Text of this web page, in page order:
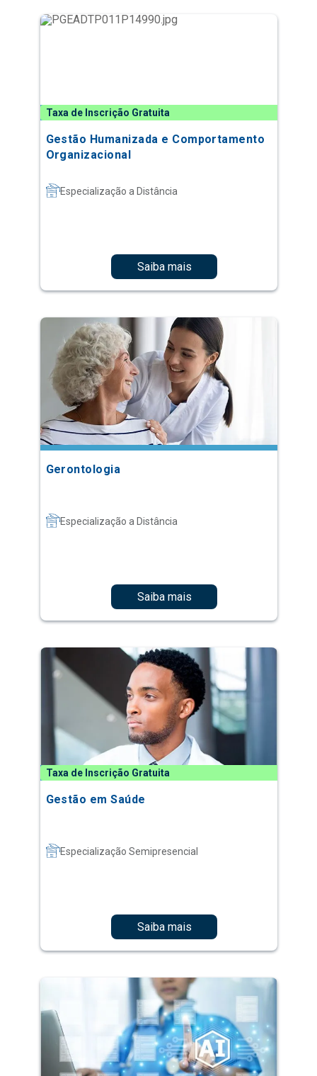
Taxa de Inscrição Gratuita
Gestão Humanizada e Comportamento
Organizacional
Especialização a Distância
Saiba mais
Gerontologia
Especialização a Distância
Saiba mais
Taxa de Inscrição Gratuita
Gestão em Saúde
Especialização Semipresencial
Saiba mais